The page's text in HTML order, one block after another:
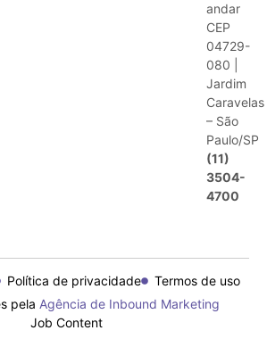
andar
CEP
04729-
080 |
Jardim
Caravelas
– São
Paulo/SP
(11)
3504-
4700
Política de privacidade
Termos de uso
pela Agência de Inbound Marketing
Job Content